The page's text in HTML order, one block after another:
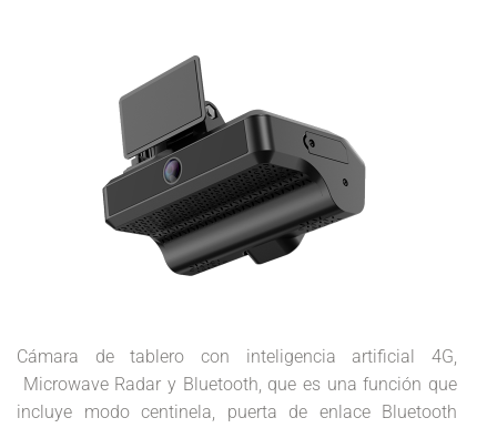
Cámara de tablero con inteligencia artificial 4G,
Microwave Radar y Bluetooth, que es una función que
incluye modo centinela, puerta de enlace Bluetooth